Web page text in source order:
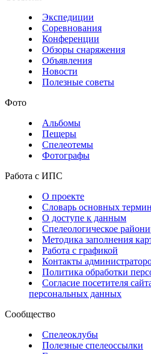
Экспедиции
Соревнования
Конференции
Обзоры снаряжения
Объявления
Новости
Полезные советы
Фото
Альбомы
Пещеры
Спелеотемы
Фотографы
Работа с ИПС
О проекте
Словарь основных
О доступе к данным
Спелеологическое
Методика заполнения
Работа с графикой
Контакты
Политика обработки
Согласие посетителя
персональных данных
Сообщество
Спелеоклубы
Полезные спелеоссылки